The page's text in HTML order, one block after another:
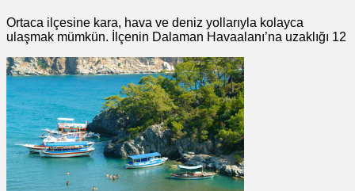
Ortaca ilçesine kara, hava ve deniz yollarıyla kolayca
ulaşmak mümkün. İlçenin Dalaman Havaalanı’na uzaklığı 12